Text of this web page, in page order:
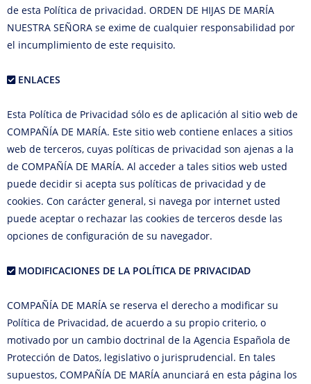
de esta Política de privacidad. ORDEN DE HIJAS DE MARÍA
NUESTRA SEÑORA se exime de cualquier responsabilidad por
el incumplimiento de este requisito.
ENLACES
Esta Política de Privacidad sólo es de aplicación al sitio web de
COMPAÑÍA DE MARÍA. Este sitio web contiene enlaces a sitios
web de terceros, cuyas políticas de privacidad son ajenas a la
de COMPAÑÍA DE MARÍA. Al acceder a tales sitios web usted
puede decidir si acepta sus políticas de privacidad y de
cookies. Con carácter general, si navega por internet usted
puede aceptar o rechazar las cookies de terceros desde las
opciones de configuración de su navegador.
MODIFICACIONES DE LA POLÍTICA DE PRIVACIDAD
COMPAÑÍA DE MARÍA se reserva el derecho a modificar su
Política de Privacidad, de acuerdo a su propio criterio, o
motivado por un cambio doctrinal de la Agencia Española de
Protección de Datos, legislativo o jurisprudencial. En tales
supuestos, COMPAÑÍA DE MARÍA anunciará en esta página los